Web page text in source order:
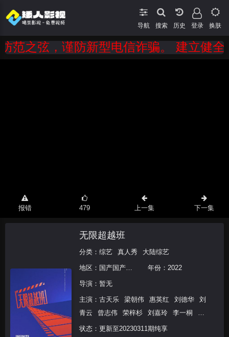
导航 搜索 登录 换肤
之弦，谨防新型电信诈骗。 建立健
报错 479 上一集 下一集
无限超越班
分类： 综艺 真人秀 大陆综艺
地区： 国产国产 国产香港年份： 2022
导演： 暂无
主演： 古天乐 梁朝伟 惠英红 刘德华
刘
青云
曾志伟 荣梓杉 刘嘉玲 李一桐
薛
凯琪
韩雪 赵樱子 郑业成 许魏洲
状态：更新至20230311期纯享